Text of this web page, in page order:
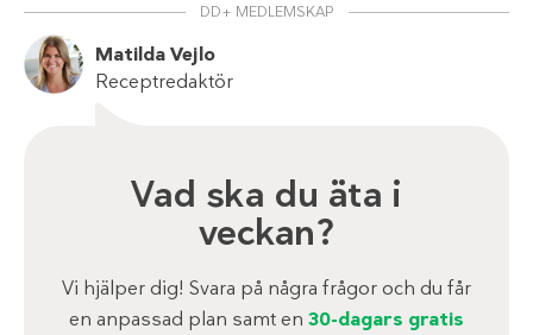
DD+ MEDLEMSKAP
Matilda Vejlo
Receptredaktör
Vad ska du äta i
veckan?
Vi hjälper dig! Svara på några frågor och du får
en anpassad plan samt en 30-dagars gratis